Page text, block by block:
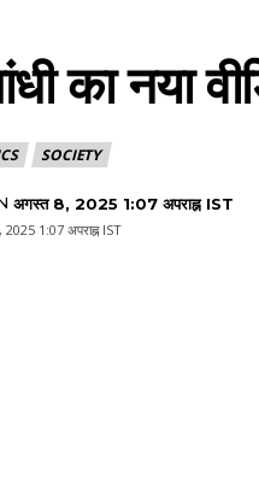
का नया
SOCIETY
अगस्त 8, 2025 1:07 अपराह्न IST
1:07 अपराह्न IST